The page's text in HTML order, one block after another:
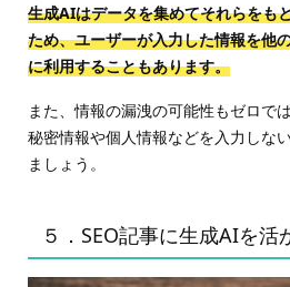
生成AIはデータを集めてそれらをも
ため、ユーザーが入力した情報を他
に利用することもあります。
また、情報の漏洩の可能性もゼロで
秘密情報や個人情報などを入力しな
ましょう。
５．SEO記事に生成AIを